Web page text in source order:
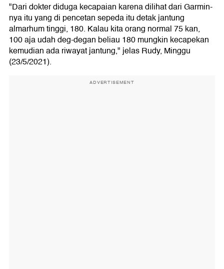
"Dari dokter diduga kecapaian karena dilihat dari Garmin-
nya itu yang di pencetan sepeda itu detak jantung
almarhum tinggi, 180. Kalau kita orang normal 75 kan,
100 aja udah deg-degan beliau 180 mungkin kecapekan
kemudian ada riwayat jantung," jelas Rudy, Minggu
(23/5/2021).
ADVERTISEMENT